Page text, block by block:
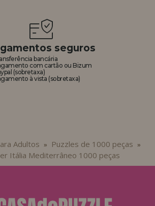
seguros
bancária
com cartão ou Bizum
(sobretaxa)
à vista (sobretaxa)
Adultos » Puzzles de 1000 peças »
Itália Mediterrâneo 1000 peças